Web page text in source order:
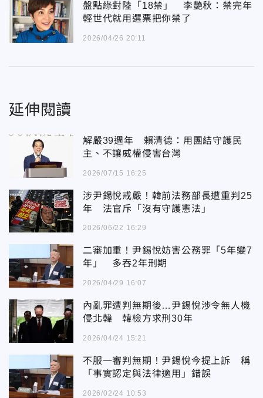
盤點綠對陸「18禁」 李艷秋：禁完年
輕世代就用選票把你禁了
2026/04/26 20:11
延伸閱讀
解嚴39週年 賴清德：用團結守護民
主、不讓威權侵害台灣
2026/07/15 16:25
涉尹錫悅戒嚴！韓前法務部長遭重判25
年 法官斥「沒有守護憲法」
2026/06/22 16:29
二審加重！尹錫悅妨害公務罪「5年變7
年」 多吞2年刑期
2026/04/29 16:07
內亂罪遭判無期後…尹錫悅涉令無人機
侵北韓 韓檢方求刑30年
2026/04/24 15:21
不服一審判無期！尹錫悅今提上訴 稱
「事實認定與法律適用」錯誤
2026/02/24 10:53